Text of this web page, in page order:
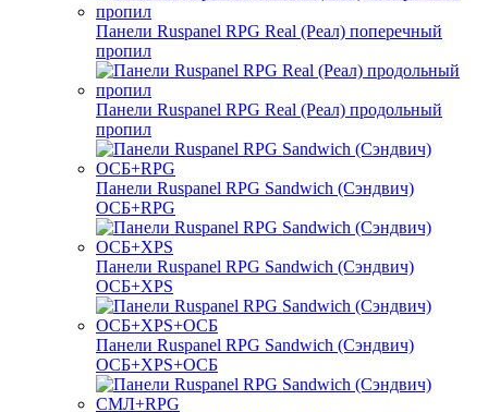
Панели Ruspanel RPG Real (Реал) поперечный
пропил
Панели Ruspanel RPG Real (Реал) продольный
пропил
Панели Ruspanel RPG Sandwich (Сэндвич)
ОСБ+RPG
Панели Ruspanel RPG Sandwich (Сэндвич)
ОСБ+XPS
Панели Ruspanel RPG Sandwich (Сэндвич)
ОСБ+XPS+ОСБ